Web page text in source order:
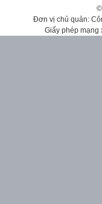
Đơn vị chủ quản:
Giấy phép mạng